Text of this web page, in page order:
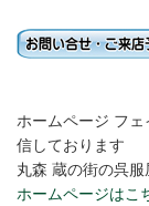
ホームページ フ
信しております
丸森 蔵の街の呉服
ホームページはこ